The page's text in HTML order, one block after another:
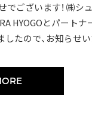
でございます！ ㈱シ
HYOGOとパートナ
たので、お知らせ